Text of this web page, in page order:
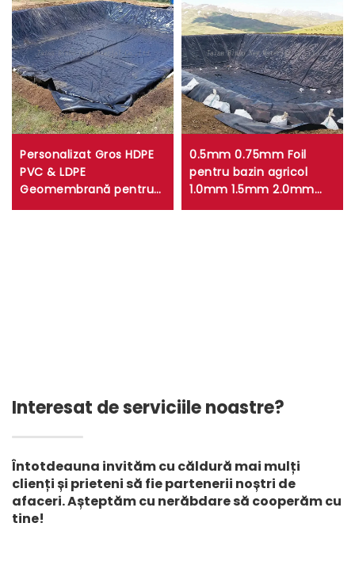
Personalizat Gros HDPE
PVC & LDPE
Geomembrană pentru
Bardă de Piscină Foi
0.5mm 0.75mm Foil
pentru bazin agricol
1.0mm 1.5mm 2.0mm
HDPE Geomembrană
Interesat de serviciile noastre?
Întotdeauna invităm cu căldură mai mulți
clienți și prieteni să fie partenerii noștri de
afaceri. Așteptăm cu nerăbdare să cooperăm cu
tine!